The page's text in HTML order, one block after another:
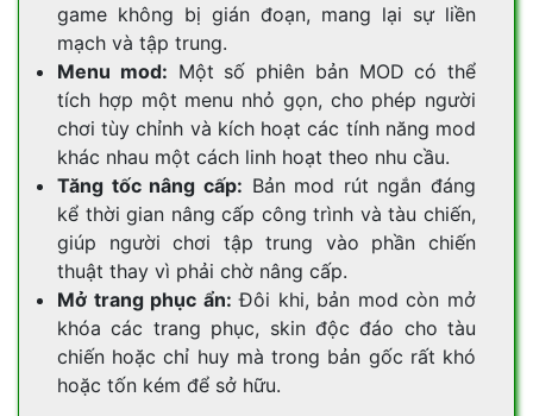
game không bị gián đoạn, mang lại sự liền
mạch và tập trung.
Menu mod: Một số phiên bản MOD có thể
tích hợp một menu nhỏ gọn, cho phép người
chơi tùy chỉnh và kích hoạt các tính năng mod
khác nhau một cách linh hoạt theo nhu cầu.
Tăng tốc nâng cấp: Bản mod rút ngắn đáng
kể thời gian nâng cấp công trình và tàu chiến,
giúp người chơi tập trung vào phần chiến
thuật thay vì phải chờ nâng cấp.
Mở trang phục ẩn: Đôi khi, bản mod còn mở
khóa các trang phục, skin độc đáo cho tàu
chiến hoặc chỉ huy mà trong bản gốc rất khó
hoặc tốn kém để sở hữu.